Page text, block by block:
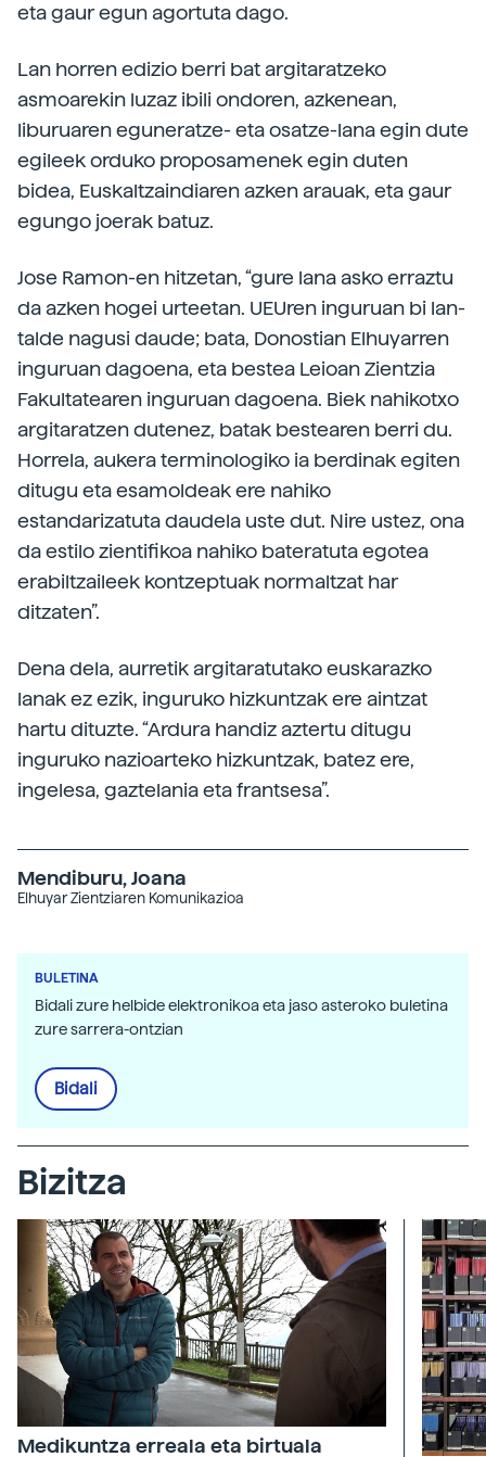
eta gaur egun agortuta dago.
Lan horren edizio berri bat argitaratzeko
asmoarekin luzaz ibili ondoren, azkenean,
liburuaren eguneratze- eta osatze-lana egin dute
egileek orduko proposamenek egin duten
bidea, Euskaltzaindiaren azken arauak, eta gaur
egungo joerak batuz.
Jose Ramon-en hitzetan, “gure lana asko erraztu
da azken hogei urteetan. UEUren inguruan bi lan-
talde nagusi daude; bata, Donostian Elhuyarren
inguruan dagoena, eta bestea Leioan Zientzia
Fakultatearen inguruan dagoena. Biek nahikotxo
argitaratzen dutenez, batak bestearen berri du.
Horrela, aukera terminologiko ia berdinak egiten
ditugu eta esamoldeak ere nahiko
estandarizatuta daudela uste dut. Nire ustez, ona
da estilo zientifikoa nahiko bateratuta egotea
erabiltzaileek kontzeptuak normaltzat har
ditzaten”.
Dena dela, aurretik argitaratutako euskarazko
lanak ez ezik, inguruko hizkuntzak ere aintzat
hartu dituzte. “Ardura handiz aztertu ditugu
inguruko nazioarteko hizkuntzak, batez ere,
ingelesa, gaztelania eta frantsesa”.
Mendiburu, Joana
Elhuyar Zientziaren Komunikazioa
BULETINA
Bidali zure helbide elektronikoa eta jaso asteroko buletina
zure sarrera-ontzian
Bidali
Bizitza
Medikuntza erreala eta birtuala